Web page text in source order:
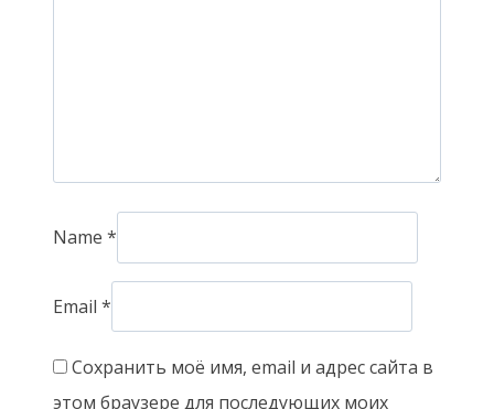
Name *
Email *
Сохранить моё имя, email и адрес сайта в
этом браузере для последующих моих